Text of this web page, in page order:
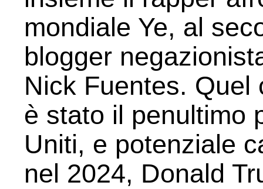
mondiale Ye, al
blogger
Nick Fuentes. Quel
è stato il penultimo
Uniti, e potenziale
nel 2024, Donald